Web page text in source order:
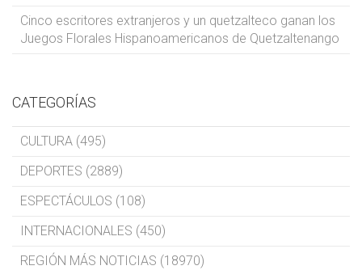
Cinco escritores extranjeros y un quetzalteco ganan los
Juegos Florales Hispanoamericanos de Quetzaltenango
CATEGORÍAS
CULTURA (495)
DEPORTES (2889)
ESPECTÁCULOS (108)
INTERNACIONALES (450)
REGIÓN MÁS NOTICIAS (18970)